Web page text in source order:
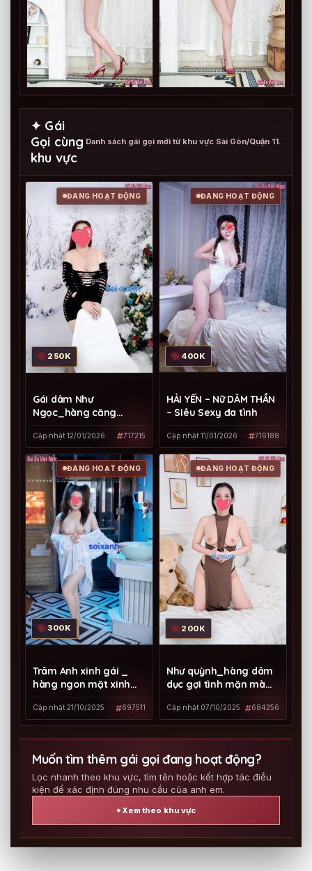
✦ Gái
Gọi cùng
khu vực
Danh sách gái gọi mới từ khu vực Sài Gòn/Quận 11.
ĐANG HOẠT ĐỘNG
250K
Gái dâm Như
Ngọc_hàng căng
Cập nhật 12/01/2026 717215
ĐANG HOẠT ĐỘNG
400K
HẢI YẾN – Nữ DÂM THẦN
– Siêu Sexy đa tình
Cập nhật 11/01/2026 716188
ĐANG HOẠT ĐỘNG
300K
Trâm Anh xinh gái _
hàng ngon mặt xinh
Cập nhật 21/10/2025 697511
ĐANG HOẠT ĐỘNG
200K
Như quỳnh_hàng dâm
dục gợi tình mặn mà
Cập nhật 07/10/2025 684256
Muốn tìm thêm gái gọi đang hoạt động?
Lọc nhanh theo khu vực, tìm tên hoặc kết hợp tác điều
kiện để xác định đúng nhu cầu của anh em.
⌖ Xem theo khu vực